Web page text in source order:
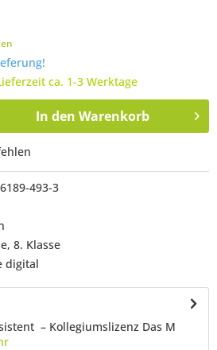
ca. 1-3 Werktage
In den Warenkorb
493-3
8. Klasse
digital
– Kollegiumslizenz Das M